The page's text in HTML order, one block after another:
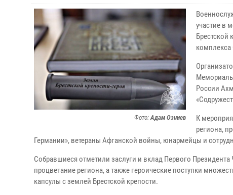
Фото:Адам Озниев
участие в
Брестской
комплекса
России
К
региона,
Германии», ветераны Афганской войны, юнармейцы и
Собравшиеся отметили заслуги и вклад Первого
процветание региона, а также героические поступки
капсулы с землей Брестской крепости.